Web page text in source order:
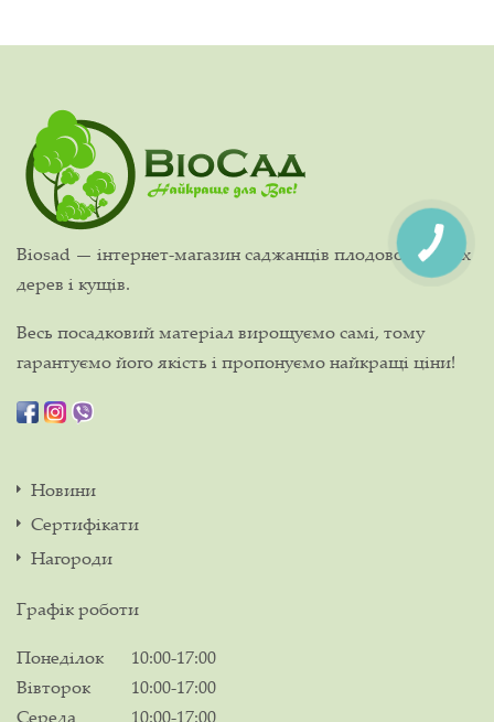
Biosad — інтернет-магазин саджанців плодово-ягідних
дерев і кущів.
Весь посадковий матеріал вирощуємо самі, тому
гарантуємо його якість і пропонуємо найкращі ціни!
Новини
Сертифікати
Нагороди
Графік роботи
Понеділок
10:00-17:00
Вівторок
10:00-17:00
Середа
10:00-17:00